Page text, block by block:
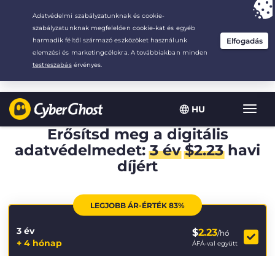
HU
Your choice:The Best Dealfor 3.3333333333333-years at $
/month
Erősítsd meg a digitális
adatvédelmedet:3 év $2.23havi
díjért
LEGJOBB ÁR-ÉRTÉK 83%
3 év
+ 4 hónap
$2.23/hó
ÁFÁ-val együtt